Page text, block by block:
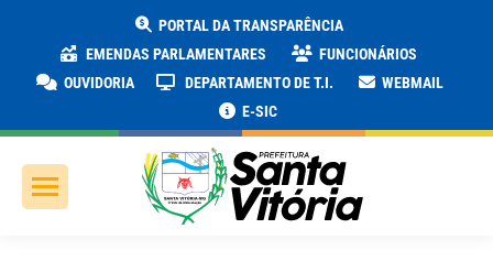
PORTAL DA TRANSPARÊNCIA
EMENDAS PARLAMENTARES
FUNCIONÁRIOS
OUVIDORIA
DEPARTAMENTO DE T.I.
WEBMAIL
E-SIC